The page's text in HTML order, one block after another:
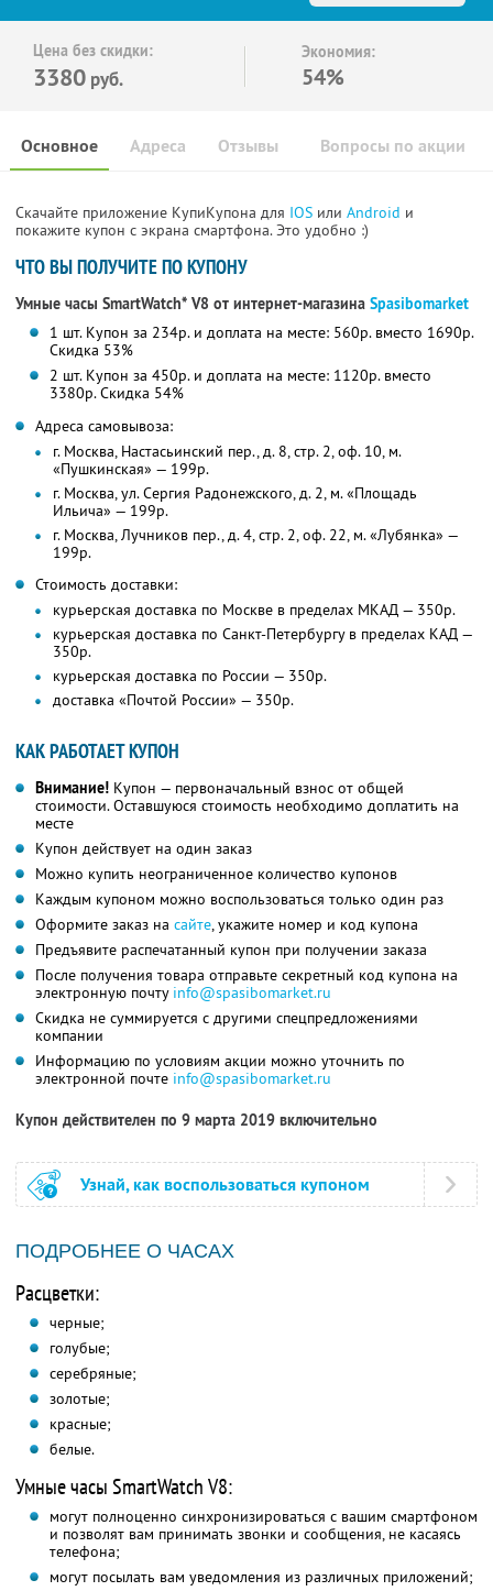
Цена без скидки:
3380 руб.
Экономия:
54%
Основное Отзывы Вопросы по акции
Адреса
Скачайте приложение КупиКупона для IOS или Android и
покажите купон с экрана смартфона. Это удобно :)
ЧТО ВЫ ПОЛУЧИТЕ ПО КУПОНУ
Умные часы SmartWatch* V8 от интернет-магазина Spasibomarket
1 шт. Купон за 234р. и доплата на месте: 560р. вместо 1690р.
Скидка 53%
2 шт. Купон за 450р. и доплата на месте: 1120р. вместо
3380р. Скидка 54%
Адреса самовывоза:
г. Москва, Настасьинский пер., д. 8, стр. 2, оф. 10, м.
«Пушкинская» — 199р.
г. Москва, ул. Сергия Радонежского, д. 2, м. «Площадь
Ильича» — 199р.
г. Москва, Лучников пер., д. 4, стр. 2, оф. 22, м. «Лубянка» —
199р.
Стоимость доставки:
курьерская доставка по Москве в пределах МКАД — 350р.
курьерская доставка по Санкт-Петербургу в пределах КАД —
350р.
курьерская доставка по России — 350р.
доставка «Почтой России» — 350р.
КАК РАБОТАЕТ КУПОН
Внимание! Купон — первоначальный взнос от общей
стоимости. Оставшуюся стоимость необходимо доплатить на
месте
Купон действует на один заказ
Можно купить неограниченное количество купонов
Каждым купоном можно воспользоваться только один раз
Оформите заказ на сайте, укажите номер и код купона
Предъявите распечатанный купон при получении заказа
После получения товара отправьте секретный код купона на
электронную почту info@spasibomarket.ru
Скидка не суммируется с другими спецпредложениями
компании
Информацию по условиям акции можно уточнить по
электронной почте info@spasibomarket.ru
Купон действителен по 9 марта 2019 включительно
Узнай, как воспользоваться купоном
ПОДРОБНЕЕ О ЧАСАХ
Расцветки:
черные;
голубые;
серебряные;
золотые;
красные;
белые.
Умные часы SmartWatch V8:
могут полноценно синхронизироваться с вашим смартфоном
и позволят вам принимать звонки и сообщения, не касаясь
телефона;
могут посылать вам уведомления из различных приложений;